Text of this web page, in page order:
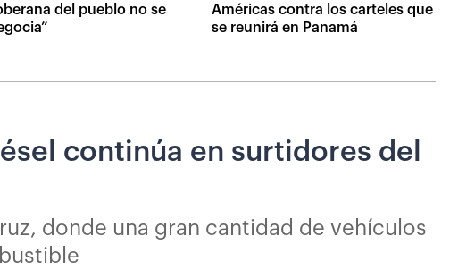
del pueblo no se
Américas contra los carteles que
se reunirá en Panamá
continúa en surtidores del
donde una gran cantidad de vehículos